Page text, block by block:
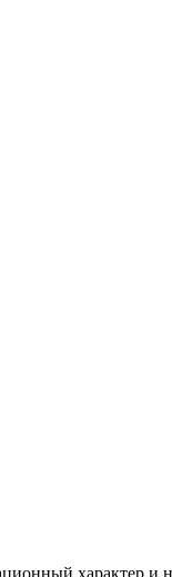
характер и